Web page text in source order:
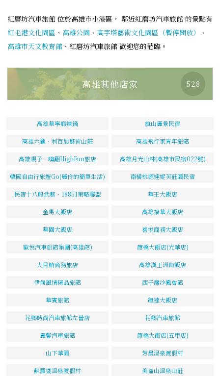
紅磨坊汽車旅館 位於高雄市小港區， 鄰近紅磨坊汽車旅館 的景點有
紅毛港文化園區 、 高雄公園 、 高字塔藝術文化園區（暫停開放）
、
高雄市天文教育館 、紅磨坊汽車旅館 歡迎您的蒞臨。
高雄其他店家 528
高雄華寧麻辣鍋 旗山麗景民宿
高雄六龜．利百加藝術山莊 高雄飛行家青年旅館
高雄親子．嗨翻HighFun旅店 高雄月光山林(高雄市民宿022號)
韓國自由行旅遊Go(麗伶的簡單生活) 南橫桃源達妮芙莊園民宿
民宿十八般武藝‧18851策略聯盟 華王大飯店
金馬大飯店 高雄福華大飯店
華園大飯店 喜悅商務大飯店
歐悅汽車旅館集團(高雄館) 康橋大飯店(光華店)
大目鮪商務旅店 高雄漢王洲際飯店
伊甸風情精品旅館 西子灣沙灘會館
華賓旅館 龍達大飯店
花鄉時尚汽車旅館左營店 花鄉汽車旅館
麗馨汽車旅館 康橋大飯店(五甲店)
山下華園 芳晨溫泉渡假村
蘇羅婆溫泉渡假村 美崙山溫泉山莊